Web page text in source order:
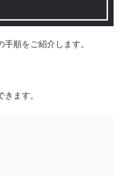
手順をご紹介します。
ます。